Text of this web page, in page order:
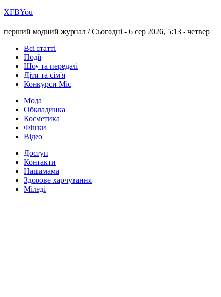
ХFBYou
перший модний журнал /Сьогодні - 6 сер 2026, 5:13 - четвер
Всі статті
Події
Шоу та передачі
Діти та сім'я
Конкурси Міс
Мода
Обкладинка
Косметика
Фішки
Відео
Доступ
Контакти
Нашамама
Здорове харчування
Міледі